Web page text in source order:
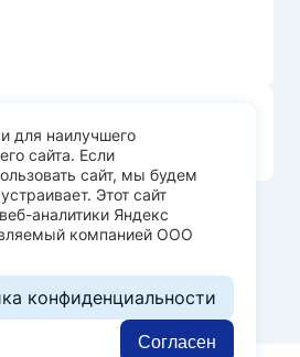
оптом, 2026
для наилучшего
сайта. Если
сайт, мы будем
Этот сайт
аналитики Яндекс
компанией ООО
конфиденциальности
Согласен